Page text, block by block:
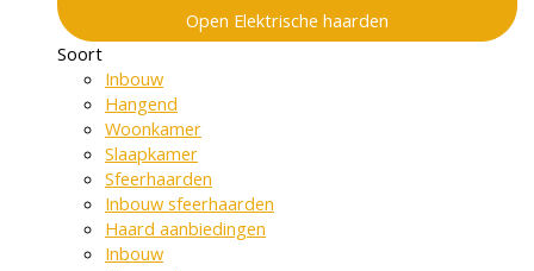
Open Elektrische haarden
Soort
Inbouw
Hangend
Woonkamer
Slaapkamer
Sfeerhaarden
Inbouw sfeerhaarden
Haard aanbiedingen
Inbouw